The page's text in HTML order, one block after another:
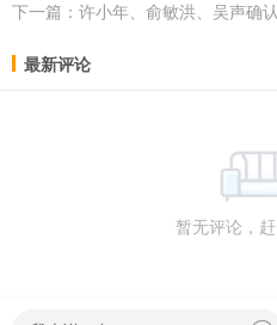
下一篇： 许小年、俞敏洪、吴声确认出
最新评论
暂无评论，